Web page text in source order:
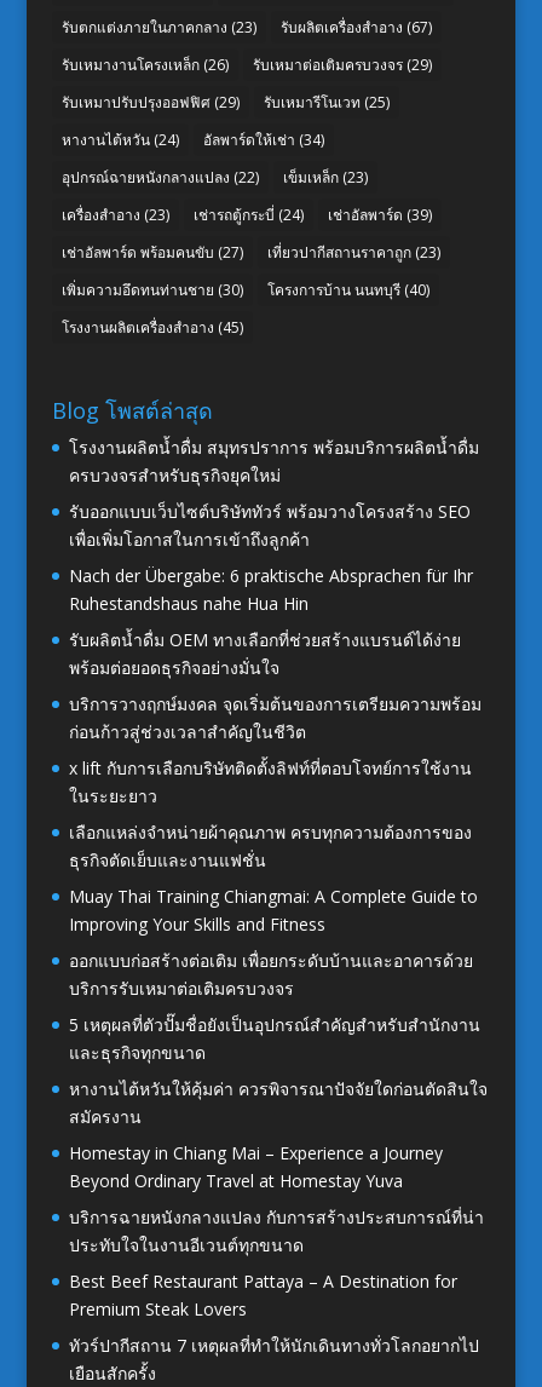
รับตกแต่งภายในภาคกลาง (23) รับผลิตเครื่องสำอาง (67)
รับเหมางานโครงเหล็ก(26) รับเหมาต่อเติมครบวงจร(29)
รับเหมาปรับปรุงออฟฟิศ(29) รับเหมารีโนเวท (25)
หางานไต้หวัน(24) อัลพาร์ดให้เช่า (34)
อุปกรณ์ฉายหนังกลางแปลง (22) เข็มเหล็ก(23)
เครื่องสำอาง (23) เช่ารถตู้กระบี่ (24) เช่าอัลพาร์ด (39)
เช่าอัลพาร์ด พร้อมคนขับ (27) เที่ยวปากีสถานราคาถูก(23)
เพิ่มความอึดทนท่านชาย (30) โครงการบ้าน นนทบุรี(40)
โรงงานผลิตเครื่องสำอาง (45)
Blog โพสต์ล่าสุด
โรงงานผลิตน้ำดื่ม สมุทรปราการ พร้อมบริการผลิตน้ำดื่ม
ครบวงจรสำหรับธุรกิจยุคใหม่
รับออกแบบเว็บไซต์บริษัททัวร์ พร้อมวางโครงสร้าง SEO
เพื่อเพิ่มโอกาสในการเข้าถึงลูกค้า
Nach der Übergabe: 6 praktische Absprachen für Ihr
Ruhestandshaus nahe Hua Hin
รับผลิตน้ำดื่ม OEM ทางเลือกที่ช่วยสร้างแบรนด์ได้ง่าย
พร้อมต่อยอดธุรกิจอย่างมั่นใจ
บริการวางฤกษ์มงคล จุดเริ่มต้นของการเตรียมความพร้อม
ก่อนก้าวสู่ช่วงเวลาสำคัญในชีวิต
x lift กับการเลือกบริษัทติดตั้งลิฟท์ที่ตอบโจทย์การใช้งาน
ในระยะยาว
เลือกแหล่งจำหน่ายผ้าคุณภาพ ครบทุกความต้องการของ
ธุรกิจตัดเย็บและงานแฟชั่น
Muay Thai Training Chiangmai: A Complete Guide to
Improving Your Skills and Fitness
ออกแบบก่อสร้างต่อเติม เพื่อยกระดับบ้านและอาคารด้วย
บริการรับเหมาต่อเติมครบวงจร
5 เหตุผลที่ตัวปั๊มชื่อยังเป็นอุปกรณ์สำคัญสำหรับสำนักงาน
และธุรกิจทุกขนาด
หางานไต้หวันให้คุ้มค่า ควรพิจารณาปัจจัยใดก่อนตัดสินใจ
สมัครงาน
Homestay in Chiang Mai – Experience a Journey
Beyond Ordinary Travel at Homestay Yuva
บริการฉายหนังกลางแปลง กับการสร้างประสบการณ์ที่น่า
ประทับใจในงานอีเวนต์ทุกขนาด
Best Beef Restaurant Pattaya – A Destination for
Premium Steak Lovers
ทัวร์ปากีสถาน 7 เหตุผลที่ทำให้นักเดินทางทั่วโลกอยากไป
เยือนสักครั้ง